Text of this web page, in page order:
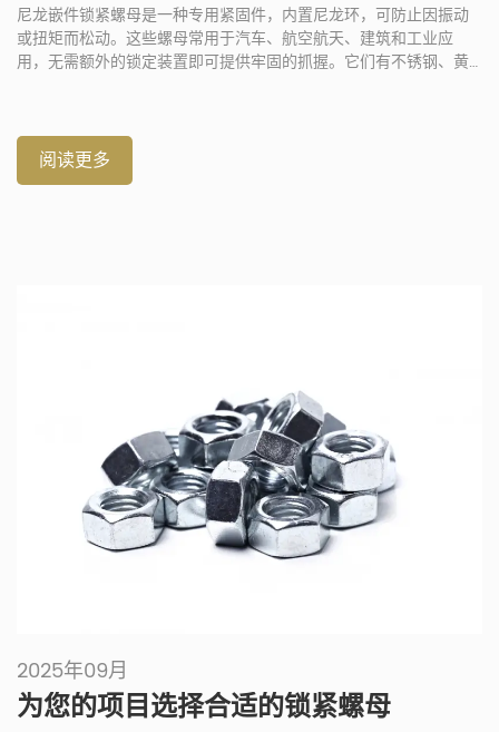
尼龙嵌件锁紧螺母是一种专用紧固件，内置尼龙环，可防止因振动
或扭矩而松动。这些螺母常用于汽车、航空航天、建筑和工业应
用，无需额外的锁定装置即可提供牢固的抓握。它们有不锈钢、黄
阅读更多
2025年09月
为您的项目选择合适的锁紧螺母